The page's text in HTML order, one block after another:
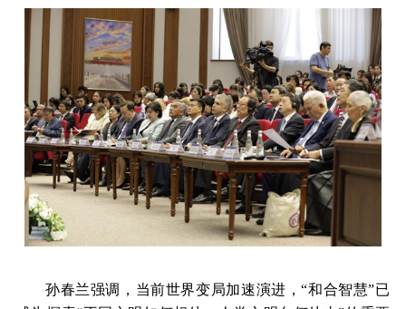
孙春兰强调，当前世界变局加速演进，“和合智慧”已